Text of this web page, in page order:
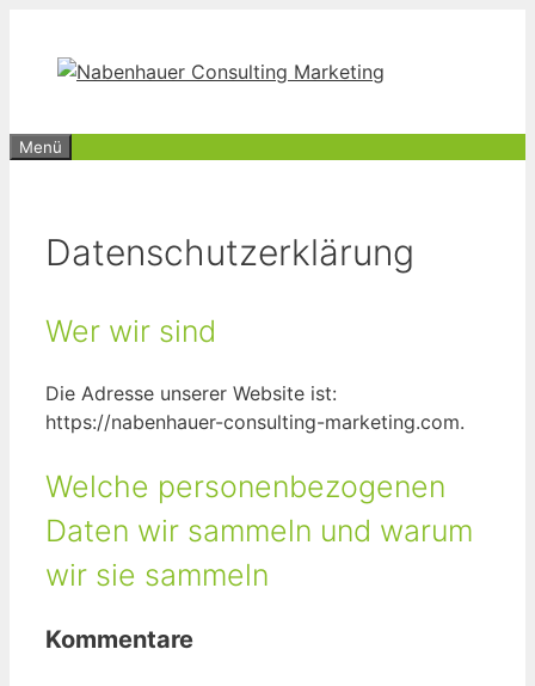
springen
Menü
Datenschutzerklärung
Wer wir sind
Die Adresse unserer Website ist:
https://nabenhauer-consulting-marketing.com.
Welche personenbezogenen
Daten wir sammeln und warum
wir sie sammeln
Kommentare